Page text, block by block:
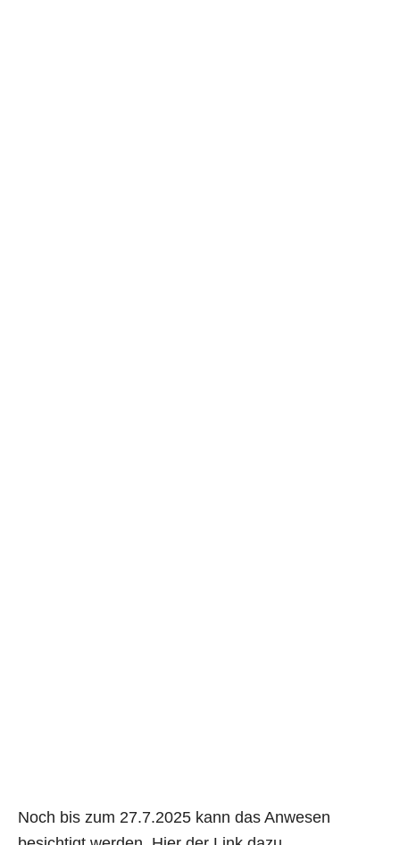
Noch bis zum 27.7.2025 kann das Anwesen